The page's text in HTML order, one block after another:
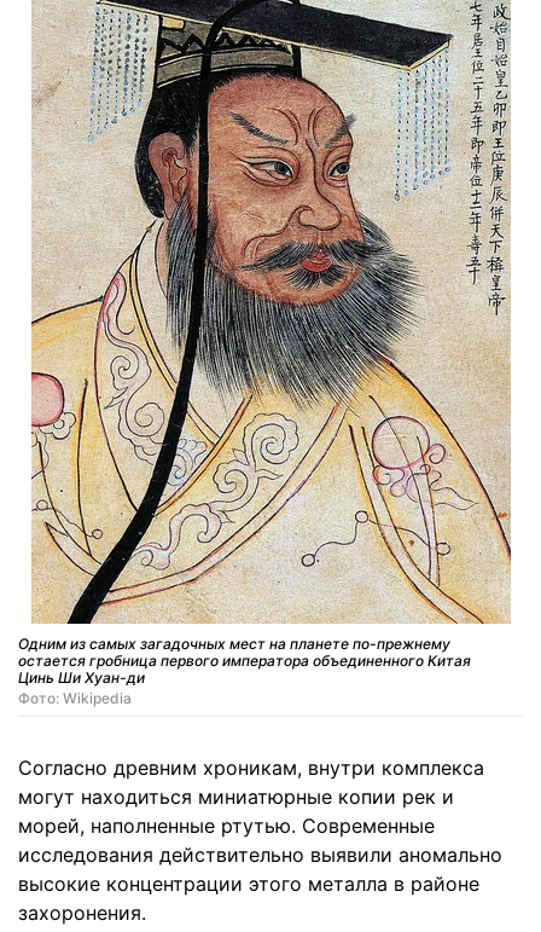
Одним из самых загадочных мест на планете по-прежнему
остается гробница первого императора объединенного Китая
Цинь Ши Хуан-ди
Фото: Wikipedia
Согласно древним хроникам, внутри комплекса
могут находиться миниатюрные копии рек и
морей, наполненные ртутью. Современные
исследования действительно выявили аномально
высокие концентрации этого металла в районе
захоронения.